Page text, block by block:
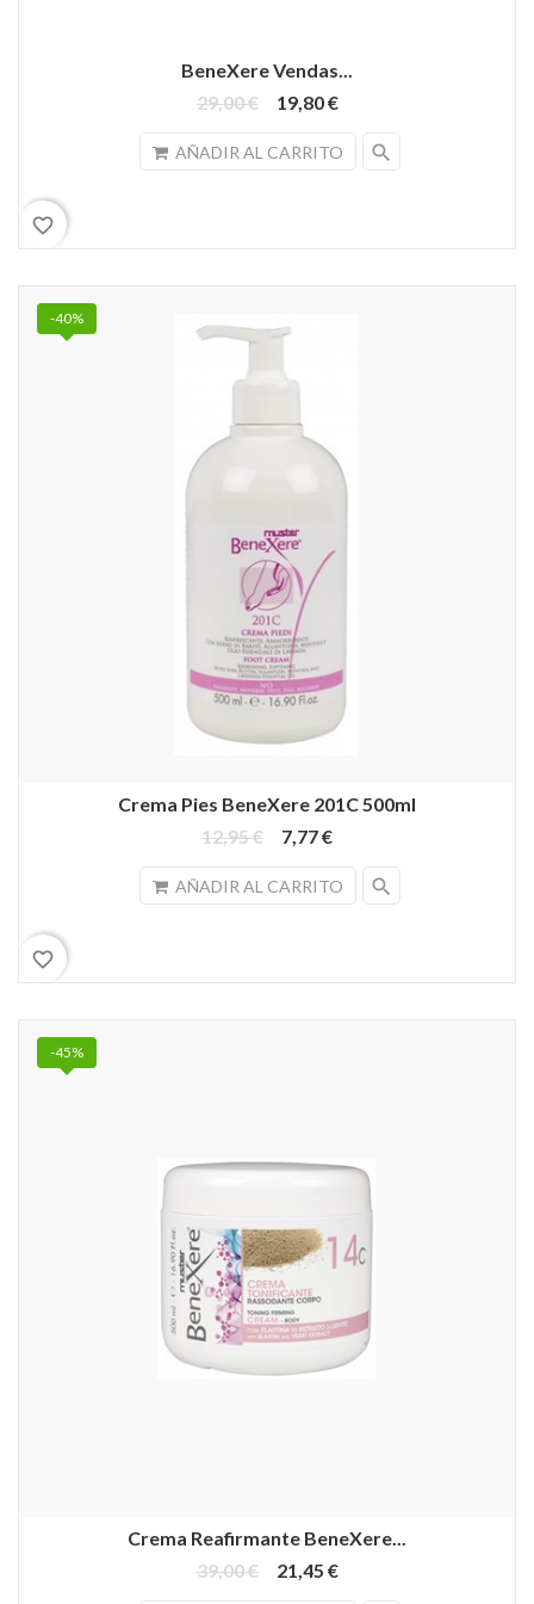
BeneXere Vendas...
29,00 €
19,80 €
AÑADIR AL CARRITO search
favorite_border
Crema Pies BeneXere 201C 500ml
12,95 €
7,77 €
AÑADIR AL CARRITO search
-40%
favorite_border
Crema Reafirmante BeneXere...
39,00 €
21,45 €
-45%